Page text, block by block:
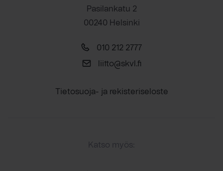
Pasilankatu 2
00240 Helsinki
010 212 2777
liitto@skvl.fi
Tietosuoja- ja rekisteriseloste
Katso myös: